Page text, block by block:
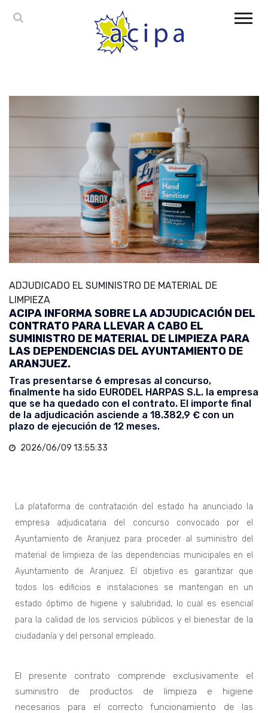
ADJUDICADO EL SUMINISTRO DE MATERIAL DE
LIMPIEZA
ACIPA INFORMA SOBRE LA ADJUDICACIÓN DEL
CONTRATO PARA LLEVAR A CABO EL
SUMINISTRO DE MATERIAL DE LIMPIEZA PARA
LAS DEPENDENCIAS DEL AYUNTAMIENTO DE
ARANJUEZ.
Tras presentarse 6 empresas al concurso,
finalmente ha sido EURODEL HARPAS S.L. la empresa
que se ha quedado con el contrato. El importe final
de la adjudicación asciende a 18.382,9 € con un
plazo de ejecución de 12 meses.
2026/06/09 13:55:33
La plataforma de contratación del estado ha anunciado la
empresa adjudicataria del concurso convocado por el
Ayuntamiento de Aranjuez para proceder al suministro del
material de limpieza de las dependencias municipales en el
Ayuntamiento de Aranjuez. El objetivo es garantizar que
todos los edificios e instalaciones se mantengan en un
estado óptimo de higiene y salubridad, lo cual es esencial
para la calidad de los servicios públicos y el bienestar de la
ciudadanía y del personal empleado.
El presente contrato comprende exclusivamente el
suministro de productos de limpieza e higiene
necesarios para el correcto funcionamiento de las